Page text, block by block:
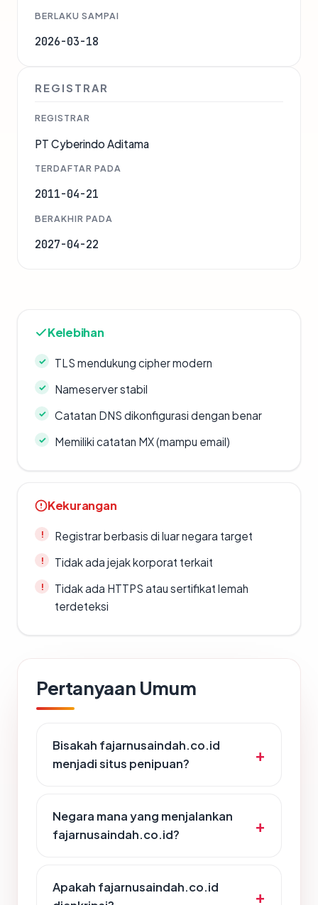
BERLAKU SAMPAI
2026-03-18
REGISTRAR
REGISTRAR
PT Cyberindo Aditama
TERDAFTAR PADA
2011-04-21
BERAKHIR PADA
2027-04-22
Kelebihan
TLS mendukung cipher modern
Nameserver stabil
Catatan DNS dikonfigurasi dengan benar
Memiliki catatan MX (mampu email)
Kekurangan
Registrar berbasis di luar negara target
Tidak ada jejak korporat terkait
Tidak ada HTTPS atau sertifikat lemah
terdeteksi
Pertanyaan Umum
Bisakah fajarnusaindah.co.id
menjadi situs penipuan?
Negara mana yang menjalankan
fajarnusaindah.co.id?
Apakah fajarnusaindah.co.id